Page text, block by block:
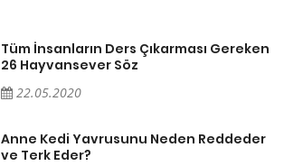
Tüm İnsanların Ders Çıkarması Gereken
26 Hayvansever Söz
22.05.2020
Anne Kedi Yavrusunu Neden Reddeder
ve Terk Eder?